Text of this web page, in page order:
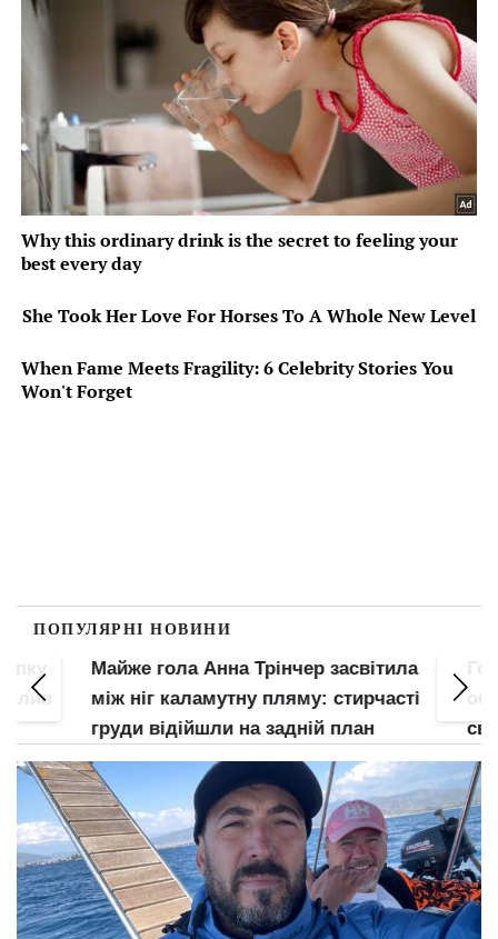
ПОПУЛЯРНІ НОВИНИ
Майже гола Анна Трінчер засвітила
між ніг каламутну пляму: стирчасті
груди відійшли на задній план